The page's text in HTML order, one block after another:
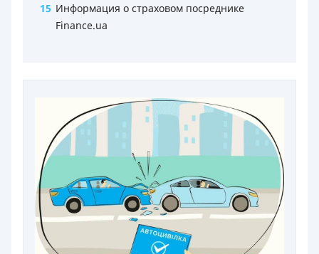
15 Информация о страховом посреднике
Finance.ua